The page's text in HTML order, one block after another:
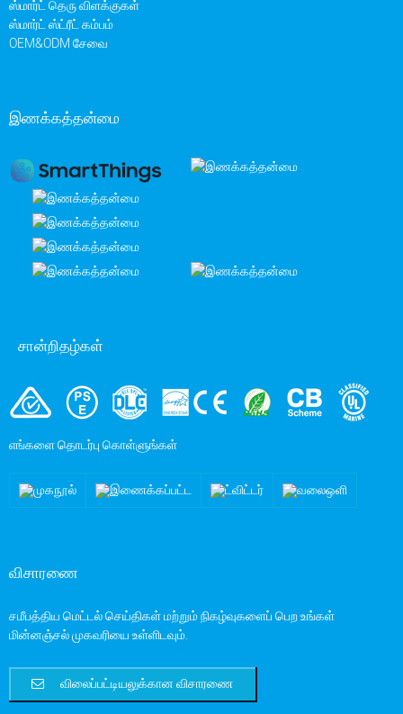
ஸ்மார்ட் தெரு விளக்குகள்
ஸ்மார்ட் ஸ்ட்ரீட் கம்பம்
OEM&ODM சேவை
இணக்கத்தன்மை
சான்றிதழ்கள்
எங்களை தொடர்பு கொள்ளுங்கள்
விசாரணை
சமீபத்திய மெட்டல் செய்திகள் மற்றும் நிகழ்வுகளைப் பெற உங்கள்
மின்னஞ்சல் முகவரியை உள்ளிடவும்.
விலைப்பட்டியலுக்கான விசாரணை